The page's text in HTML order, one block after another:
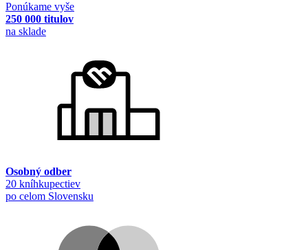
Ponúkame vyše
250 000 titulov
na sklade
Osobný odber
20 kníhkupectiev
po celom Slovensku